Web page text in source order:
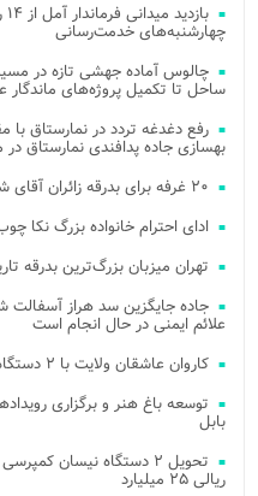
چهارشنبه‌های خدمت‌رسانی
ساحل تا تکمیل پروژه‌های ماندگار
رفع دغدغه تردد در نمارستاق
بهسازی جاده پدافندی نمارستاق
۲۰ غرفه برای بدرقه زائران آقای شهید ایران در مسیر طریق الرضا برپا شد
ادای احترام خانواده بزرگ نکا
تهران میزبان بزرگ‌ترین بدرقه
جاده جایگزین سد هراز
علائم ایمنی در حال انجام است
کاروان عاشقان ولایت با ۲ دستگاه اتوبوس از بلده راهی تهران شد
بابل
تحویل ۲ دستگاه نیسان
ریالی ۲۵ میلیارد